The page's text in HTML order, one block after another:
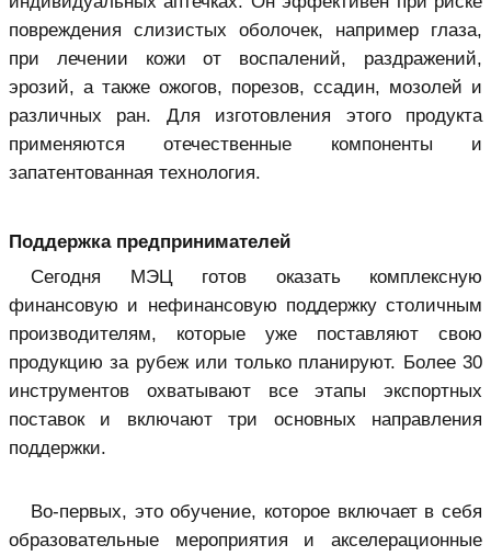
повреждения слизистых оболочек, например глаза,
при лечении кожи от воспалений, раздражений,
эрозий, а также ожогов, порезов, ссадин, мозолей и
различных ран. Для изготовления этого продукта
применяются отечественные компоненты и
запатентованная технология.
Поддержка предпринимателей
Сегодня МЭЦ готов оказать комплексную
финансовую и нефинансовую поддержку столичным
производителям, которые уже поставляют свою
продукцию за рубеж или только планируют. Более 30
инструментов охватывают все этапы экспортных
поставок и включают три основных направления
поддержки.
Во-первых, это обучение, которое включает в себя
образовательные мероприятия и акселерационные